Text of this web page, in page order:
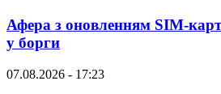
Афера з оновленням SIM-
у борги
07.08.2026 - 17:23